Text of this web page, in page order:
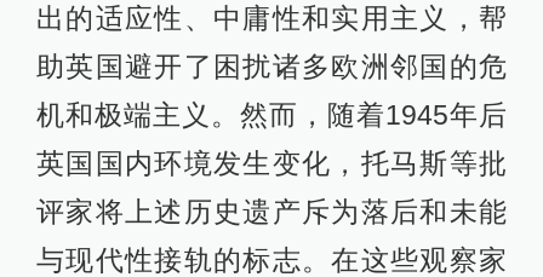
出的适应性、中庸性和实用主义，帮
助英国避开了困扰诸多欧洲邻国的危
机和极端主义。然而，随着1945年后
英国国内环境发生变化，托马斯等批
评家将上述历史遗产斥为落后和未能
与现代性接轨的标志。在这些观察家